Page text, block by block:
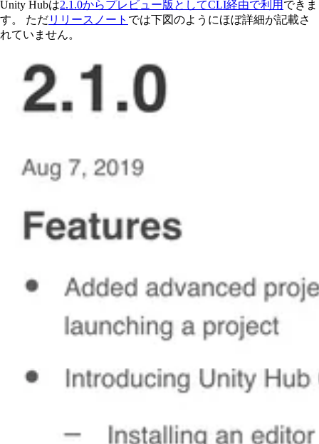
Unity Hubは2.1.0からプレビュー版としてCLI経由で利用 できま
す。 ただリリースノート では下図のようにほぼ詳細が記載さ
れていません。